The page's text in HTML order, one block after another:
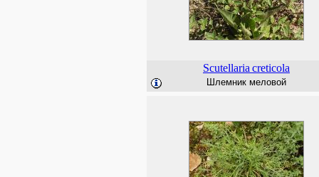
Scutellaria creticola
Шлемник меловой